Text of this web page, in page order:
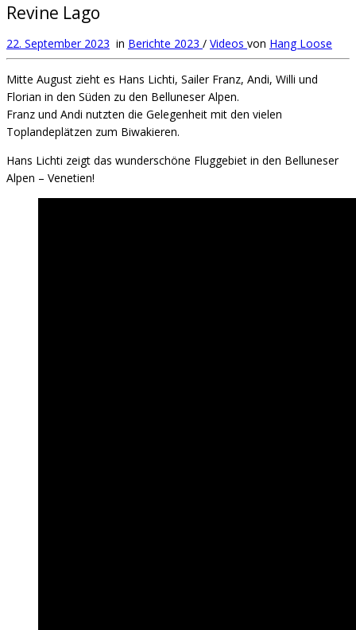
Revine Lago
22. September 2023 in Berichte 2023 / Videos von Hang Loose
Mitte August zieht es Hans Lichti, Sailer Franz, Andi, Willi und
Florian in den Süden zu den Belluneser Alpen.
Franz und Andi nutzten die Gelegenheit mit den vielen
Toplandeplätzen zum Biwakieren.
Hans Lichti zeigt das wunderschöne Fluggebiet in den Belluneser
Alpen – Venetien!